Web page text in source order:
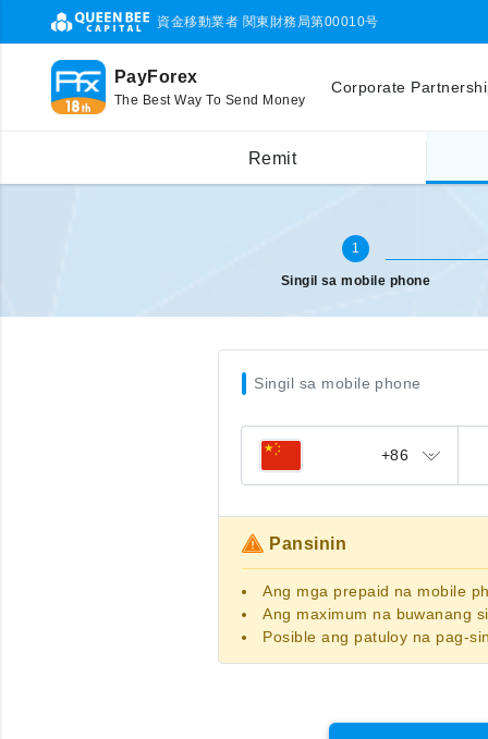
資金移動業者 関東財務局第00010号
PayForex
The Best Way To Send Money
Corporate
Remit
Ilagay ang mobile phone number
1
Singil sa mobile phone
Singil sa mobile phone
+86
Pansinin
Ang mga prepaid na mobile
Ang maximum na buwanang
Posible ang patuloy na pag-